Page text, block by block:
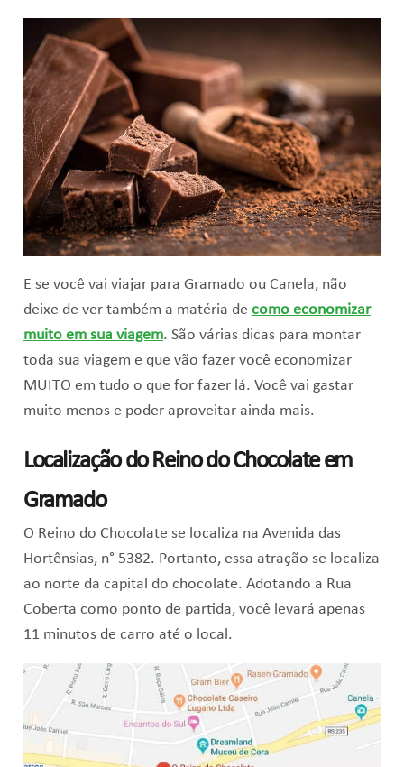
E se você vai viajar para Gramado ou Canela, não
deixe de ver também a matéria de como economizar
muito em sua viagem. São várias dicas para montar
toda sua viagem e que vão fazer você economizar
MUITO em tudo o que for fazer lá. Você vai gastar
muito menos e poder aproveitar ainda mais.
Localização do Reino do Chocolate em
Gramado
O Reino do Chocolate se localiza na Avenida das
Hortênsias, n° 5382. Portanto, essa atração se localiza
ao norte da capital do chocolate. Adotando a Rua
Coberta como ponto de partida, você levará apenas
11 minutos de carro até o local.